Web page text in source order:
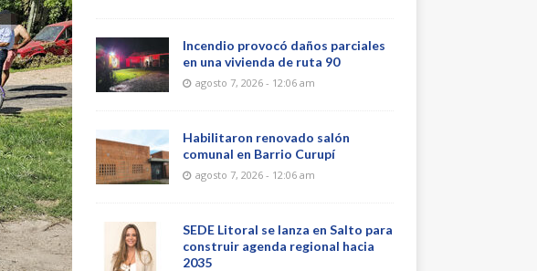
Incendio provocó daños parciales
en una vivienda de ruta 90
agosto 7, 2026 - 12:06 am
Habilitaron renovado salón
comunal en Barrio Curupí
agosto 7, 2026 - 12:06 am
SEDE Litoral se lanza en Salto para
construir agenda regional hacia
2035